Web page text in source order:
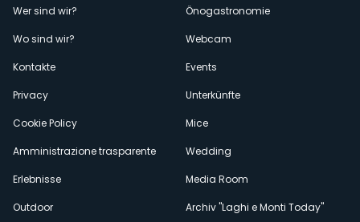
Menù
secondario
Wer sind wir?
Wo sind wir?
Kontakte
Privacy
Cookie Policy
Amministrazione trasparente
Erlebnisse
Outdoor
Önogastronomie
Webcam
Events
Unterkünfte
Mice
Wedding
Media Room
Archiv "Laghi e Monti Today"